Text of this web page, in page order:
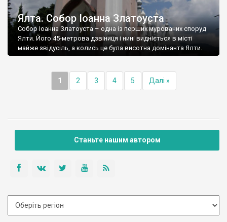
Ялта. Собор Іоанна Златоуста
Собор Іоанна Златоуста – одна із перших мурованих споруд
Ялти. Його 45-метрова дзвіниця і нині видніється в місті
майже звідусіль, а колись це була висотна домінанта Ялти.
1 2 3 4 5 Далі »
Станьте нашим автором